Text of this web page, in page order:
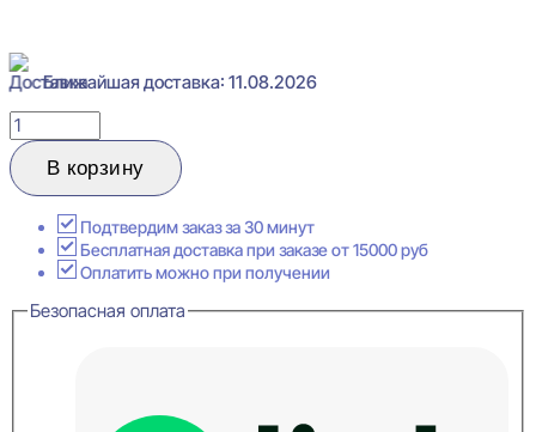
Ближайшая доставка: 11.08.2026
Количество
товара
Evroplast
6.50.130
потолочный
Перфом
30x32x2000
В корзину
Подтвердим заказ за 30 минут
Бесплатная доставка при заказе от 15000 руб
Оплатить можно при получении
Безопасная оплата